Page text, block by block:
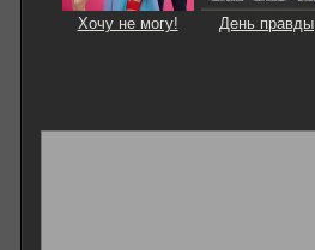
Хочу не могу! День правды